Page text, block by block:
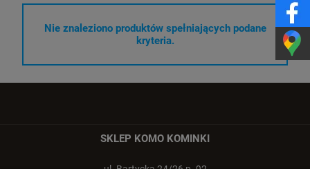
Nie znaleziono produktów spełniających podane
kryteria.
SKLEP KOMO KOMINKI
ul. Bartycka 24/26 p. 92